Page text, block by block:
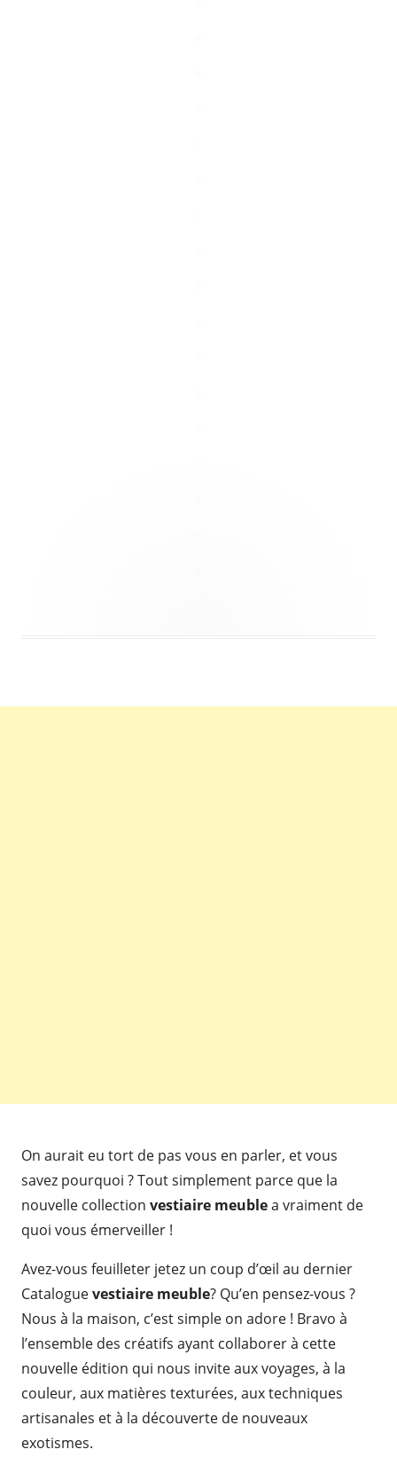
On aurait eu tort de pas vous en parler, et vous
savez pourquoi ? Tout simplement parce que la
nouvelle collection vestiaire meublea vraiment de
quoi vous émerveiller !
Avez-vous feuilleter jetez un coup d’œil au dernier
Cataloguevestiaire meuble? Qu’en pensez-vous ?
Nous à la maison, c’est simple on adore ! Bravo à
l’ensemble des créatifs ayant collaborer à cette
nouvelle édition qui nous invite aux voyages, à la
couleur, aux matières texturées, aux techniques
artisanales et à la découverte de nouveaux
exotismes.